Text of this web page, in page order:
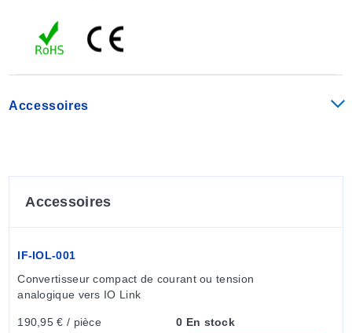
Accessoires
Accessoires
IF-IOL-001
Convertisseur compact de courant ou tension
analogique vers IO Link
190,95 € / pièce 0 En stock